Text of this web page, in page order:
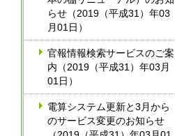
らせ（2019（平成31）年03
月01日）
官報情報検索サービスのご案
内（2019（平成31）年03月
01日）
電算システム更新と3月から
のサービス変更のお知らせ